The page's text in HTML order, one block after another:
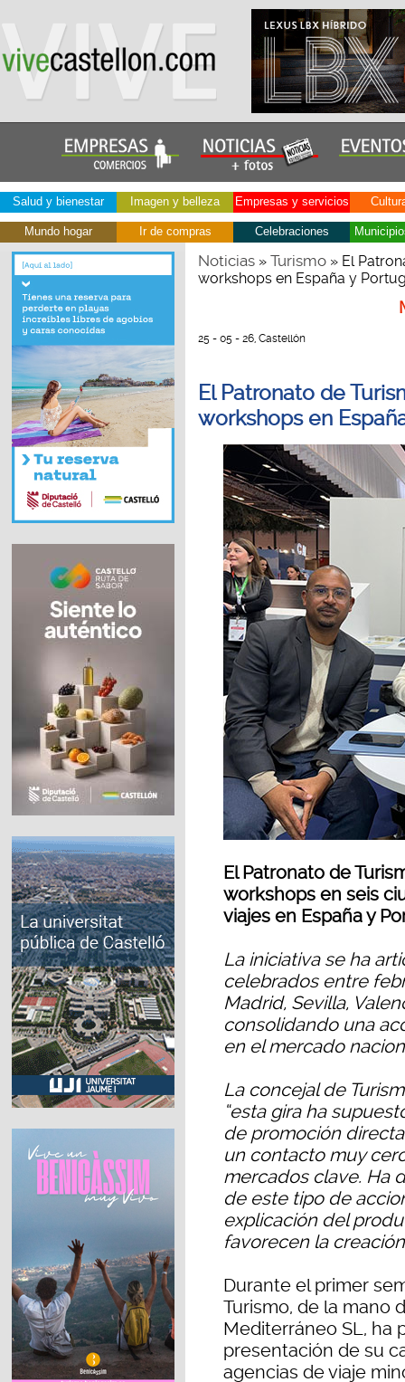
Salud y bienestar Imagen y belleza Empresas y servicios
Mundo hogar Ir de compras Celebraciones
Noticias» Turismo» El
workshops en España y
25 - 05 - 26, Castellón
El Patronato de
workshops en
El Patronato de
workshops en seis
viajes en España y
La iniciativa se ha
celebrados entre
Madrid, Sevilla,
consolidando una
en el mercado
La concejal de
“esta gira ha
de promoción
un contacto muy
mercados clave. Ha
de este tipo de
explicación del
favorecen la
Durante el primer
Turismo, de la mano
Mediterráneo SL, ha
presentación de su
agencias de viaje